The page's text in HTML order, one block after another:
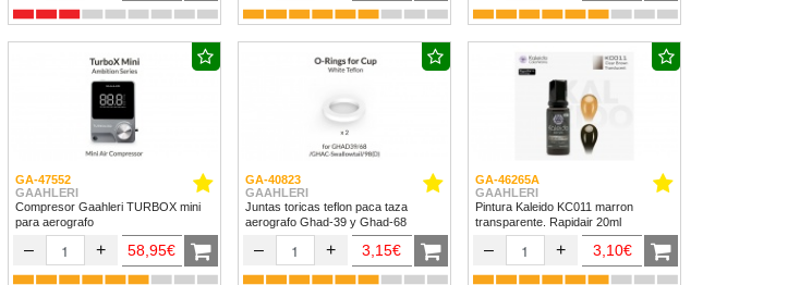
GA-47552
GAAHLERI
Compresor Gaahleri TURBOX mini
para aerografo
– + 58,95€
GA-40823
GAAHLERI
Juntas toricas teflon paca taza
aerografo Ghad-39 y Ghad-68
– + 3,15€
GA-46265A
GAAHLERI
Pintura Kaleido KC011 marron
transparente. Rapidair 20ml
– + 3,10€